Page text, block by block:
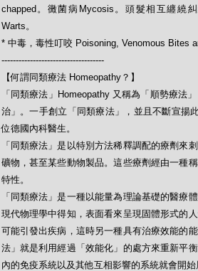
chapped。黴菌病Mycosis。頭髮相互纏繞
Warts。
* 中毒，毒性叮咬 Poisoning, Venomous Bites
------------------------------------
【何謂同類療法 Homeopathy？】
「同類療法」Homeopathy 又稱為「順勢療法
治」。一手創立「同類療法」，並且不斷宣揚
位德國內科醫生。
「同類療法」是以特別方法稀釋調配的療劑來
礦物，甚至某些動物製品。這些療劑經由一種
特性。
「同類療法」是一種以能量為理論基礎的醫療
現代物理學中得知，表面看來呈現固體形式的
可能引發出疾病，這時另一種具有治療效能的
法」就是利用經過「效能化」的處方來重新平
內的免疫系統以及其他互相影響的系統就會開